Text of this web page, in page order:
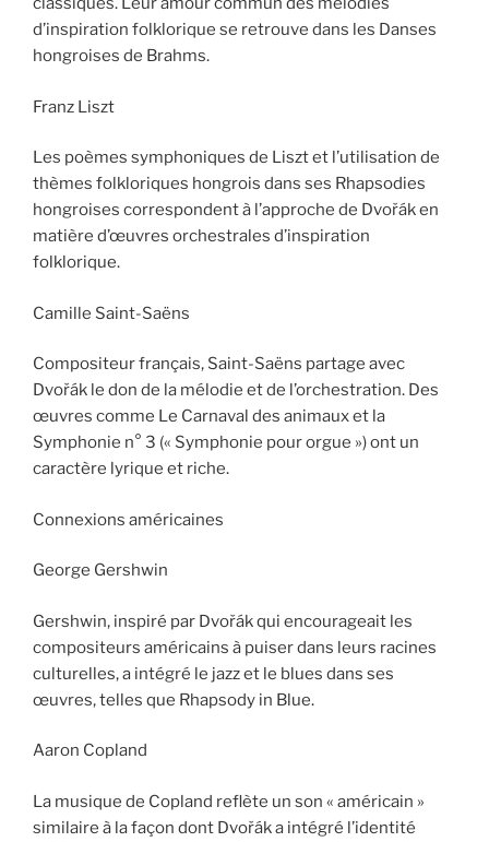
d’inspiration folklorique se retrouve dans les Danses
hongroises de Brahms.
Franz Liszt
Les poèmes symphoniques de Liszt et l’utilisation de
thèmes folkloriques hongrois dans ses Rhapsodies
hongroises correspondent à l’approche de Dvořák en
matière d’œuvres orchestrales d’inspiration
folklorique.
Camille Saint-Saëns
Compositeur français, Saint-Saëns partage avec
Dvořák le don de la mélodie et de l’orchestration. Des
œuvres comme Le Carnaval des animaux et la
Symphonie n° 3 (« Symphonie pour orgue ») ont un
caractère lyrique et riche.
Connexions américaines
George Gershwin
Gershwin, inspiré par Dvořák qui encourageait les
compositeurs américains à puiser dans leurs racines
culturelles, a intégré le jazz et le blues dans ses
œuvres, telles que Rhapsody in Blue.
Aaron Copland
La musique de Copland reflète un son « américain »
similaire à la façon dont Dvořák a intégré l’identité